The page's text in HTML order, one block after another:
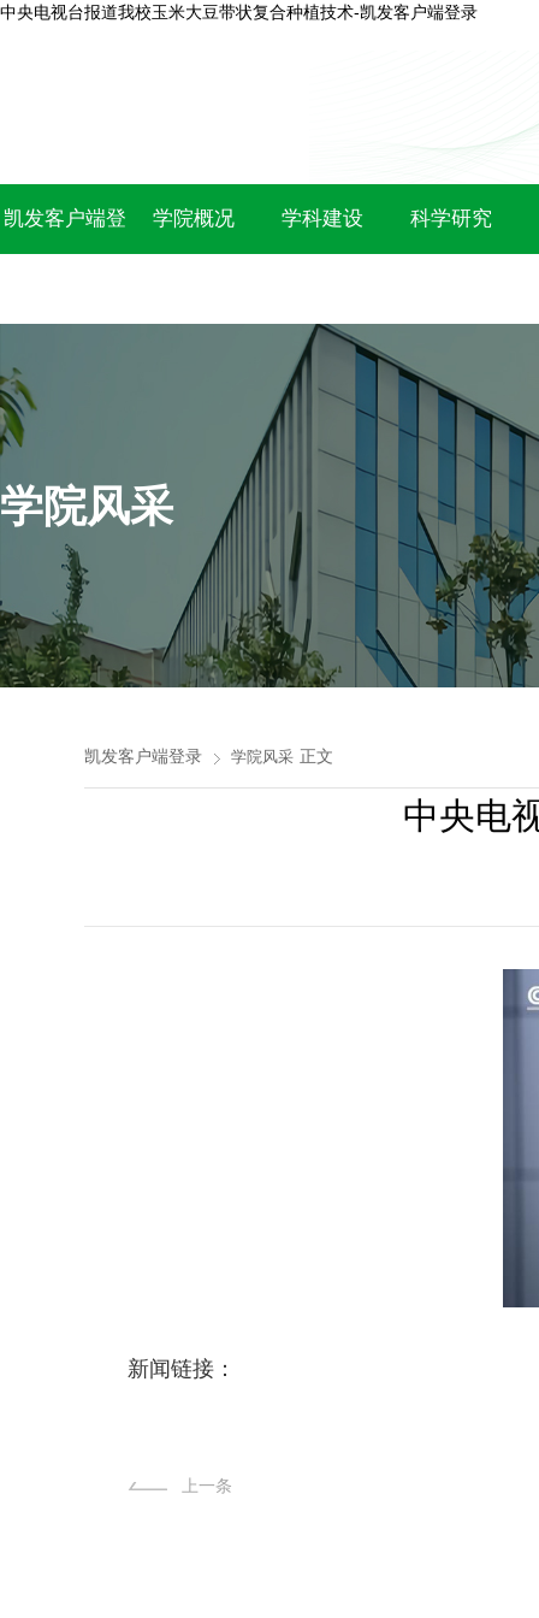
中央电视台报道我校玉米大豆带状复合种植技术-凯发客户端登录
凯发客户端登 学院概况 学科建设 科学研究
学院风采
凯发客户端登录 学院风采 正文
中央电
新闻链接：
上一条